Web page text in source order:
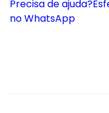
Precisa de ajuda?
no WhatsApp